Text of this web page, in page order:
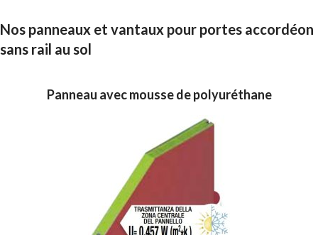
Nos panneaux et vantaux pour portes accordéon
sans rail au sol​
Panneau avec mousse de polyuréthane